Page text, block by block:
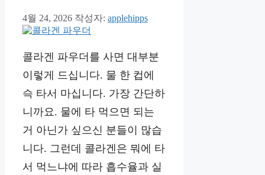
4월 24, 2026 작성자: applehipps
콜라겐 파우더를 사면 대부분
이렇게 드십니다. 물 한 컵에
슥 타서 마십니다. 가장 간단하
니까요. 물에 타 먹으면 되는
거 아닌가 싶으신 분들이 많습
니다. 그런데 콜라겐은 뭐에 타
서 먹느냐에 따라 흡수율과 실